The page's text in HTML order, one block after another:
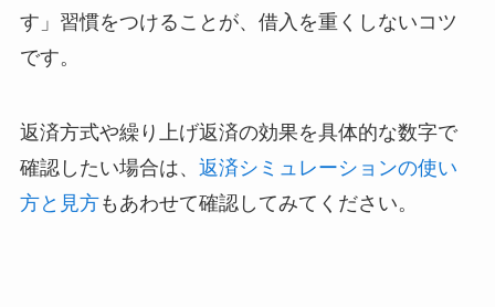
す」習慣をつけることが、借入を重くしないコツ
です。
返済方式や繰り上げ返済の効果を具体的な数字で
確認したい場合は、 返済シミュレーションの使い
方と見方もあわせて確認してみてください。